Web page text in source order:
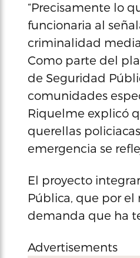
“Precisamente lo
funcionaria al
criminalidad
Como parte del
de Seguridad
comunidades
Riquelme explicó
querellas
emergencia se
El proyecto
Pública, que por
demanda que ha
Advertisements